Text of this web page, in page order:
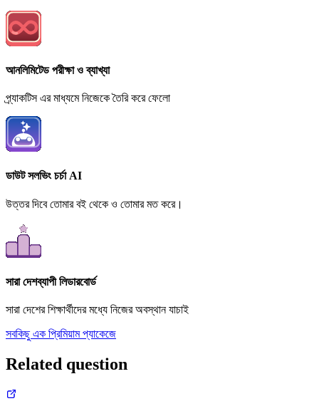
আনলিমিটেড পরীক্ষা ও ব্যাখ্যা
প্র্যাকটিস এর মাধ্যমে নিজেকে তৈরি করে ফেলো
ডাউট সলভিং চর্চা AI
উত্তর দিবে তোমার বই থেকে ও তোমার মত করে।
সারা দেশব্যাপী লিডারবোর্ড
সারা দেশের শিক্ষার্থীদের মধ্যে নিজের অবস্থান যাচাই
সবকিছু এক প্রিমিয়াম প্যাকেজে
Related question